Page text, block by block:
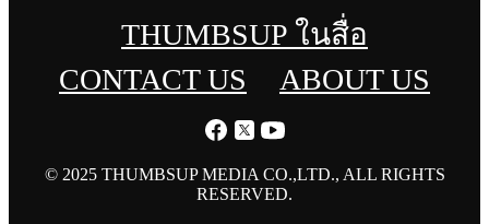
THUMBSUP ในสื่อ
CONTACT US
ABOUT US
© 2025 THUMBSUP MEDIA CO.,LTD., ALL RIGHTS
RESERVED.